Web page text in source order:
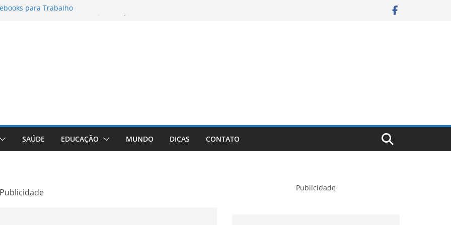
para Trabalho
A Comprehensive Review of the
Loss Pill
SAÚDE EDUCAÇÃO MUNDO DICAS CONTATO
Publicidade Publicidade